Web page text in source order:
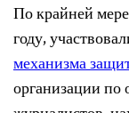
По крайней
году,
механизма
организации по